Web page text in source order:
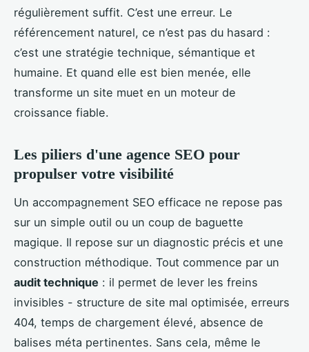
régulièrement suffit. C’est une erreur. Le
référencement naturel, ce n’est pas du hasard :
c’est une stratégie technique, sémantique et
humaine. Et quand elle est bien menée, elle
transforme un site muet en un moteur de
croissance fiable.
Les piliers d'une agence SEO pour
propulser votre visibilité
Un accompagnement SEO efficace ne repose pas
sur un simple outil ou un coup de baguette
magique. Il repose sur un diagnostic précis et une
construction méthodique. Tout commence par un
audit technique : il permet de lever les freins
invisibles - structure de site mal optimisée, erreurs
404, temps de chargement élevé, absence de
balises méta pertinentes. Sans cela, même le